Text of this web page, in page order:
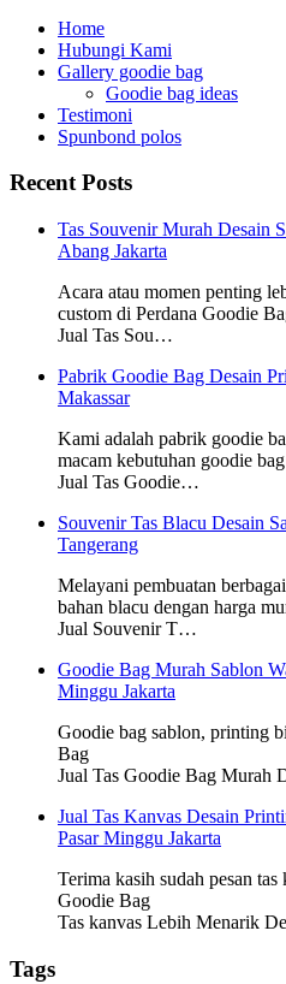
Home
Hubungi Kami
Gallery goodie bag
Goodie bag ideas
Testimoni
Spunbond polos
Recent Posts
Tas Souvenir Murah Desain
Abang Jakarta
Acara atau momen penting
custom di Perdana Goodie
Jual Tas Sou…
Pabrik Goodie Bag Desain
Makassar
Kami adalah pabrik goodie
macam kebutuhan goodie bag
Jual Tas Goodie…
Souvenir Tas Blacu Desain
Tangerang
Melayani pembuatan
bahan blacu dengan harga
Jual Souvenir T…
Goodie Bag Murah Sablon
Minggu Jakarta
Goodie bag sablon, printing
Bag
Jual Tas Goodie Bag Murah
Jual Tas Kanvas Desain
Pasar Minggu Jakarta
Terima kasih sudah pesan
Goodie Bag
Tas kanvas Lebih Menarik
Tags